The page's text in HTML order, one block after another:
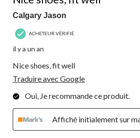
Calgary Jason
ACHETEUR VÉRIFIÉ
il y a un an
Nice shoes, fit well
Traduire avec Google
Oui, Je recommande ce produit.
Affiché initialement sur